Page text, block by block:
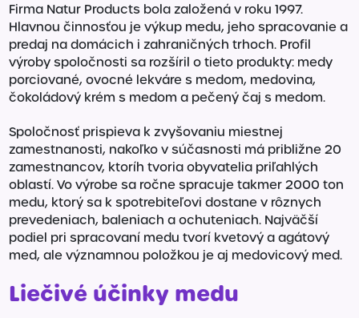
Firma Natur Products bola založená v roku 1997.
Hlavnou činnosťou je výkup medu, jeho spracovanie a
predaj na domácich i zahraničných trhoch. Profil
výroby spoločnosti sa rozšíril o tieto produkty: medy
porciované, ovocné lekváre s medom, medovina,
čokoládový krém s medom a pečený čaj s medom.
Spoločnosť prispieva k zvyšovaniu miestnej
zamestnanosti, nakoľko v súčasnosti má približne 20
zamestnancov, ktoríh tvoria obyvatelia priľahlých
oblastí. Vo výrobe sa ročne spracuje takmer 2000 ton
medu, ktorý sa k spotrebiteľovi dostane v rôznych
prevedeniach, baleniach a ochuteniach. Najväčší
podiel pri spracovaní medu tvorí kvetový a agátový
med, ale významnou položkou je aj medovicový med.
Liečivé účinky medu